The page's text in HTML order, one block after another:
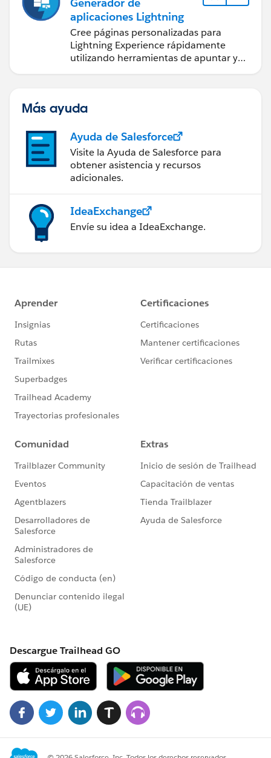
aplicaciones Lightning
Cree páginas personalizadas para
Lightning Experience rápidamente
utilizando herramientas de apuntar y
Más ayuda
Ayuda de Salesforce
Visite la Ayuda de Salesforce para
obtener asistencia y recursos
adicionales.
IdeaExchange
Envíe su idea a IdeaExchange.